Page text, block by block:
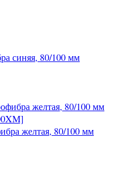
синяя, 80/100 мм
желтая, 80/100 мм